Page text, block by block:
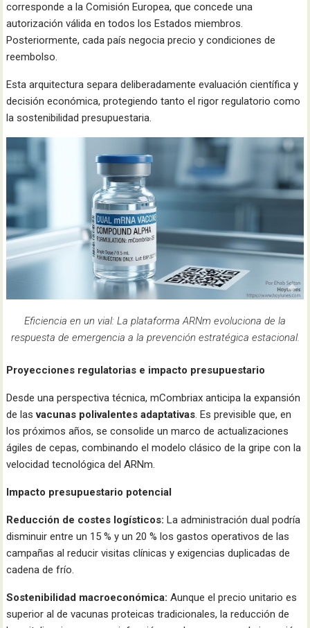
corresponde a la Comisión Europea, que concede una
autorización válida en todos los Estados miembros.
Posteriormente, cada país negocia precio y condiciones de
reembolso.
Esta arquitectura separa deliberadamente evaluación científica y
decisión económica, protegiendo tanto el rigor regulatorio como
la sostenibilidad presupuestaria.
Eficiencia en un vial: La plataforma ARNm evoluciona de la
respuesta de emergencia a la prevención estratégica estacional.
Proyecciones regulatorias e impacto presupuestario
Desde una perspectiva técnica, mCombriax anticipa la expansión
de lasvacunas polivalentes adaptativas. Es previsible que, en
los próximos años, se consolide un marco de actualizaciones
ágiles de cepas, combinando el modelo clásico de la gripe con la
velocidad tecnológica del ARNm.
Impacto presupuestario potencial
Reducción de costes logísticos: La administración dual podría
disminuir entre un 15 % y un 20 % los gastos operativos de las
campañas al reducir visitas clínicas y exigencias duplicadas de
cadena de frío.
Sostenibilidad macroeconómica: Aunque el precio unitario es
superior al de vacunas proteicas tradicionales, la reducción de